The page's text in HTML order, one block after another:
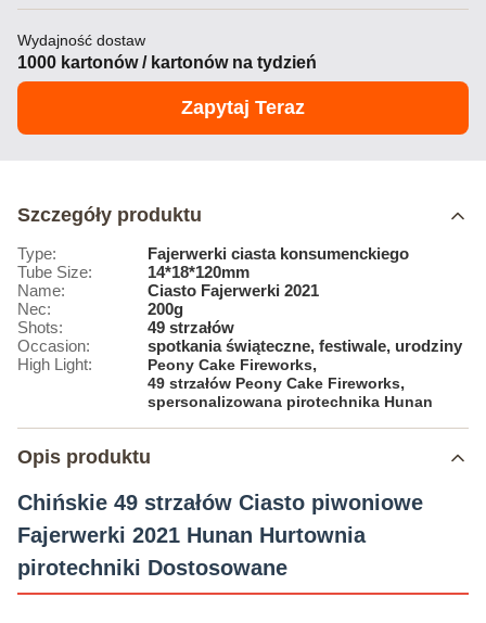
Wydajność dostaw
1000 kartonów / kartonów na tydzień
Zapytaj Teraz
Szczegóły produktu
Type:
Fajerwerki ciasta konsumenckiego
Tube Size:
14*18*120mm
Name:
Ciasto Fajerwerki 2021
Nec:
200g
Shots:
49 strzałów
Occasion:
spotkania świąteczne, festiwale, urodziny
High Light:
Peony Cake Fireworks,
49 strzałów Peony Cake Fireworks,
spersonalizowana pirotechnika Hunan
Opis produktu
Chińskie 49 strzałów Ciasto piwoniowe
Fajerwerki 2021 Hunan Hurtownia
pirotechniki Dostosowane